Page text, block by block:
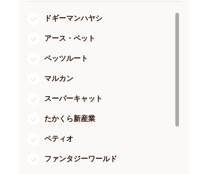
リビング雑貨
トリマーグッズ
シニアサポート
ドギーマンハヤシ
アース・ペット
ペッツルート
マルカン
スーパーキャット
たかくら新産業
ペティオ
ファンタジーワールド